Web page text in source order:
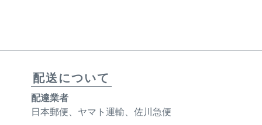
配送について
配達業者
日本郵便、ヤマト運輸、佐川急便